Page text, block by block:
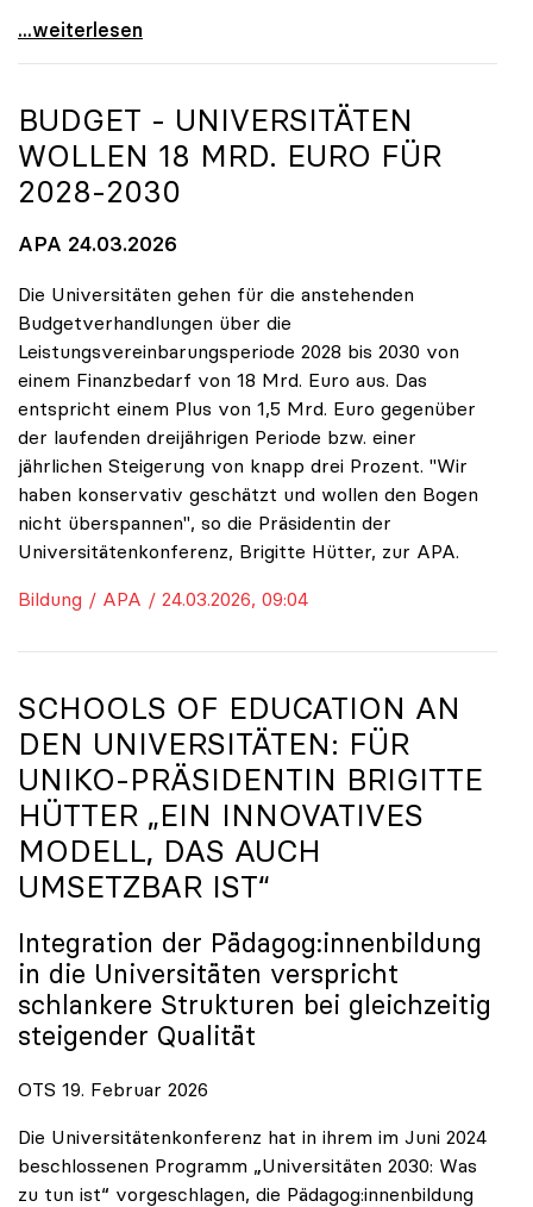
uniko zu FORWIT-Analyse: Wichtige Themen
...weiterlesen
BUDGET - UNIVERSITÄTEN
WOLLEN 18 MRD. EURO FÜR
2028-2030
APA 24.03.2026
Die Universitäten gehen für die anstehenden
Budgetverhandlungen über die
Leistungsvereinbarungsperiode 2028 bis 2030 von
einem Finanzbedarf von 18 Mrd. Euro aus. Das
entspricht einem Plus von 1,5 Mrd. Euro gegenüber
der laufenden dreijährigen Periode bzw. einer
jährlichen Steigerung von knapp drei Prozent. "Wir
haben konservativ geschätzt und wollen den Bogen
nicht überspannen", so die Präsidentin der
Universitätenkonferenz, Brigitte Hütter, zur APA.
Bildung / APA / 24.03.2026, 09:04
SCHOOLS OF EDUCATION AN
DEN UNIVERSITÄTEN: FÜR
UNIKO-PRÄSIDENTIN BRIGITTE
HÜTTER „EIN INNOVATIVES
MODELL, DAS AUCH
UMSETZBAR IST“
Integration der Pädagog:innenbildung
in die Universitäten verspricht
schlankere Strukturen bei gleichzeitig
steigender Qualität
OTS 19. Februar 2026
Die Universitätenkonferenz hat in ihrem im Juni 2024
beschlossenen Programm „Universitäten 2030: Was
zu tun ist“ vorgeschlagen, die Pädagog:innenbildung